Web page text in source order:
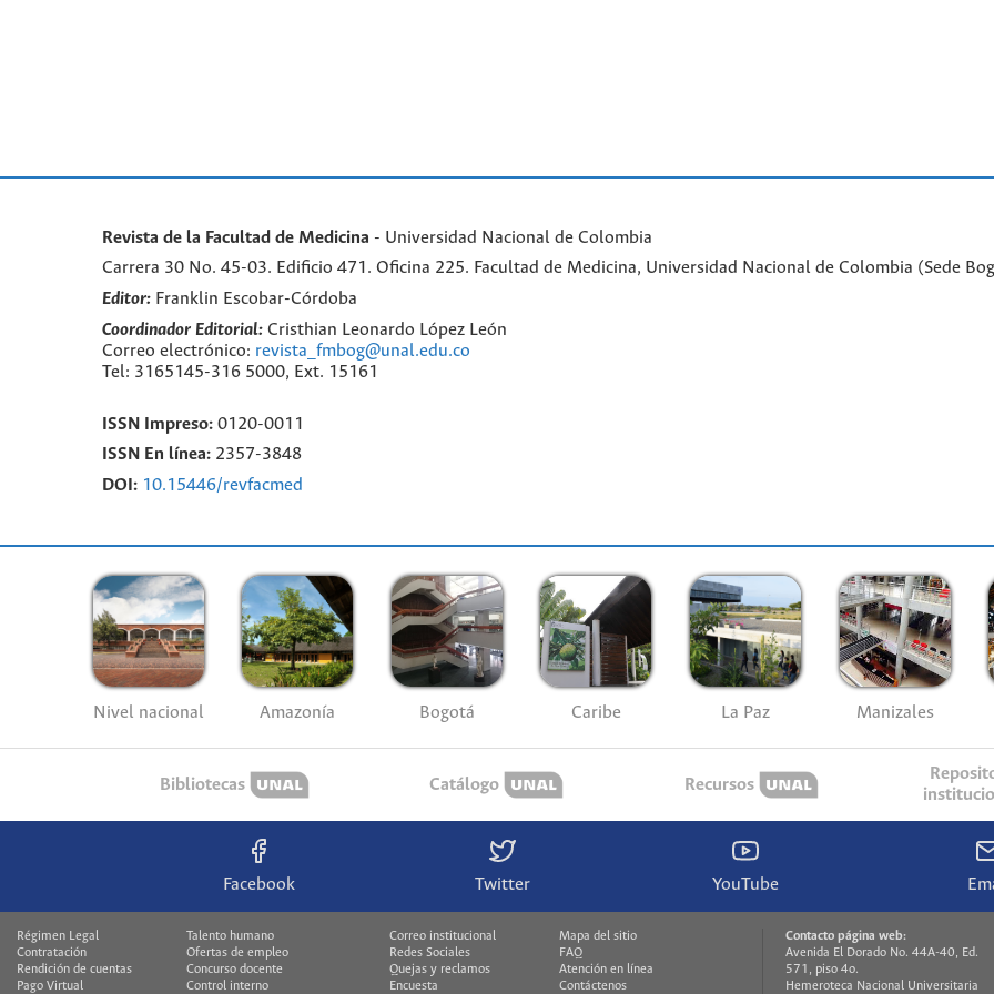
Revista de la Facultad de Medicina - Universidad Nacional de Colombia
Carrera 30 No. 45-03. Edificio 471. Oficina 225. Facultad de Medicina, Universidad Nacional de Colombia (Sede
Editor: Franklin Escobar-Córdoba
Coordinador Editorial: Cristhian Leonardo López León
Correo electrónico: revista_fmbog@unal.edu.co
Tel: 3165145-316 5000, Ext. 15161
ISSN Impreso: 0120-0011
ISSN En línea: 2357-3848
DOI: 10.15446/revfacmed
Nivel nacional Amazonía Bogotá Caribe La Paz Manizales
Bibliotecas Catálogo Recursos
Facebook Twitter YouTube
Régimen Legal
Talento humano
Contratación
Ofertas de empleo
Rendición de cuentas
Concurso docente
Pago Virtual
Control interno
Correo institucional
Mapa del sitio
Redes Sociales
FAQ
Quejas y reclamos
Atención en línea
Encuesta
Contáctenos
Contacto página web:
Avenida El Dorado No. 44A-40, Ed.
571, piso 4o.
Hemeroteca Nacional Universitaria